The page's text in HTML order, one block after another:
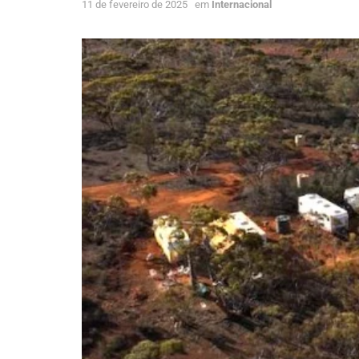
11 de fevereiro de 2025 em Internacional